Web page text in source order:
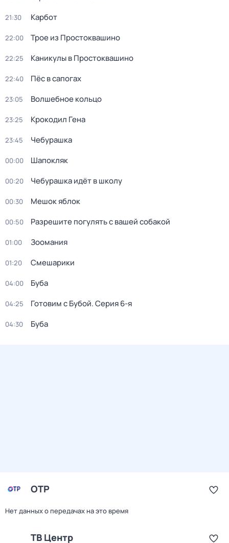
21:30 Карбот
22:00 Трое из Простоквашино
22:25 Каникулы в Простоквашино
22:40 Пёс в сапогах
23:05 Волшебное кольцо
23:25 Крокодил Гена
23:45 Чебурашка
00:00 Шапокляк
00:20 Чебурашка идёт в школу
00:30 Мешок яблок
00:50 Разрешите погулять с вашей собакой
01:00 Зоомания
01:20 Смешарики
04:00 Буба
04:25 Готовим с Бубой. Серия 6-я
04:30 Буба
ОТР
Нет данных о передачах на это время
ТВ Центр